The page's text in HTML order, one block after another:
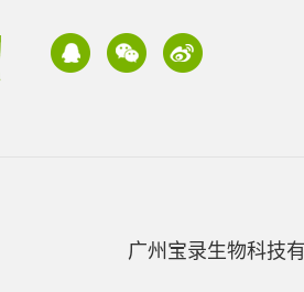
广州宝录生物科技